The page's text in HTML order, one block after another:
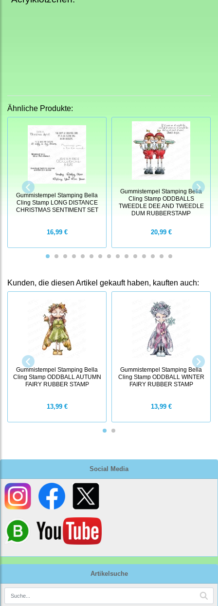
Social Media
Artikelsuche
Ähnliche Produkte:
Gummistempel Stamping Bella
Cling Stamp LONG DISTANCE
CHRISTMAS SENTIMENT SET
16,99 €
Gummistempel Stamping Bella
Cling Stamp ODDBALLS
TWEEDLE DEE AND TWEEDLE
DUM RUBBERSTAMP
20,99 €
Kunden, die diesen Artikel gekauft haben, kauften auch:
Gummistempel Stamping Bella
Cling Stamp ODDBALL AUTUMN
FAIRY RUBBER STAMP
13,99 €
Gummistempel Stamping Bella
Cling Stamp ODDBALL WINTER
FAIRY RUBBER STAMP
13,99 €